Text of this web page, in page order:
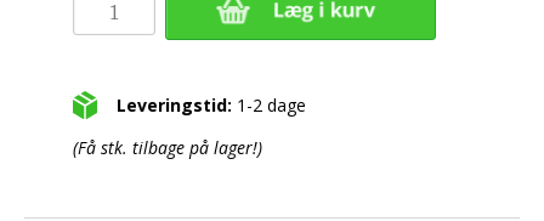
Leveringstid: 1-2 dage
(Få stk. tilbage på lager!)